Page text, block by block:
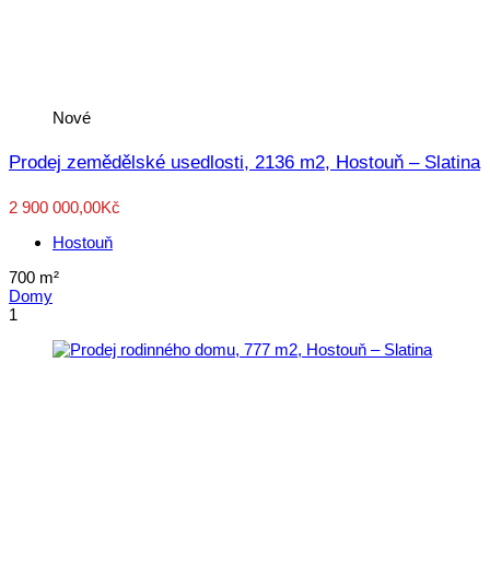
Nové
Prodej zemědělské usedlosti, 2136 m2, Hostouň – Slatina
2 900 000,00Kč
Hostouň
700 m²
Domy
1